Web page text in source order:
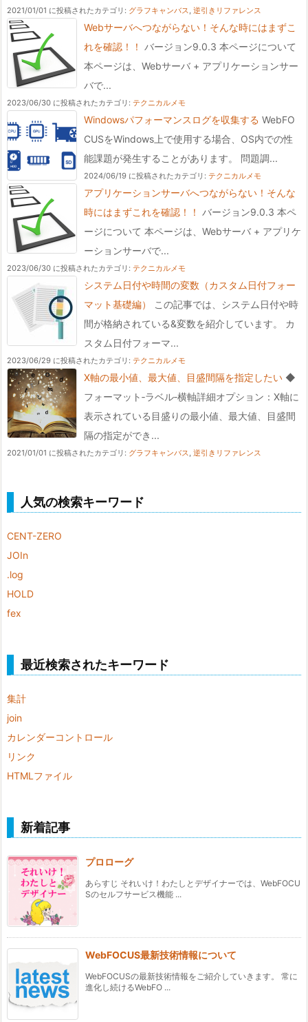
2021/01/01 に投稿されたカテゴリ: グラフキャンバス, 逆引きリファレンス
Webサーバへつながらない！そんな時にはまずこ
れを確認！！ バージョン9.0.3 本ページについて
本ページは、Webサーバ + アプリケーションサー
バで...
2023/06/30 に投稿されたカテゴリ: テクニカルメモ
Windowsパフォーマンスログを収集する WebFO
CUSをWindows上で使用する場合、OS内での性
能課題が発生することがあります。 問題調...
2024/06/19 に投稿されたカテゴリ: テクニカルメモ
アプリケーションサーバへつながらない！そんな
時にはまずこれを確認！！ バージョン9.0.3 本ペ
ージについて 本ページは、Webサーバ + アプリケ
ーションサーバで...
2023/06/30 に投稿されたカテゴリ: テクニカルメモ
システム日付や時間の変数（カスタム日付フォー
マット基礎編）
この記事では、システム日付や時
間が格納されている&変数を紹介しています。 カ
スタム日付フォーマ...
2023/06/29 に投稿されたカテゴリ: テクニカルメモ
X軸の最小値、最大値、目盛間隔を指定したい ◆
フォーマット‐ラベル‐横軸詳細オプション：X軸に
表示されている目盛りの最小値、最大値、目盛間
隔の指定ができ...
2021/01/01 に投稿されたカテゴリ: グラフキャンバス, 逆引きリファレンス
人気の検索キーワード
CENT-ZERO
JOIn
.log
HOLD
fex
最近検索されたキーワード
集計
join
カレンダーコントロール
リンク
HTMLファイル
新着記事
プロローグ
あらすじ それいけ！わたしとデザイナーでは、WebFOCU
Sのセルフサービス機能 ...
WebFOCUS最新技術情報について
WebFOCUSの最新技術情報をご紹介していきます。 常に
進化し続けるWebFO ...